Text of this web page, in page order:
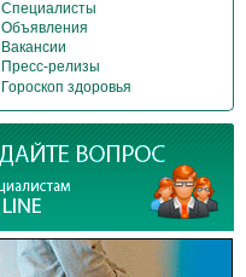
Специалисты
Объявления
Вакансии
Пресс-релизы
Гороскоп здоровья